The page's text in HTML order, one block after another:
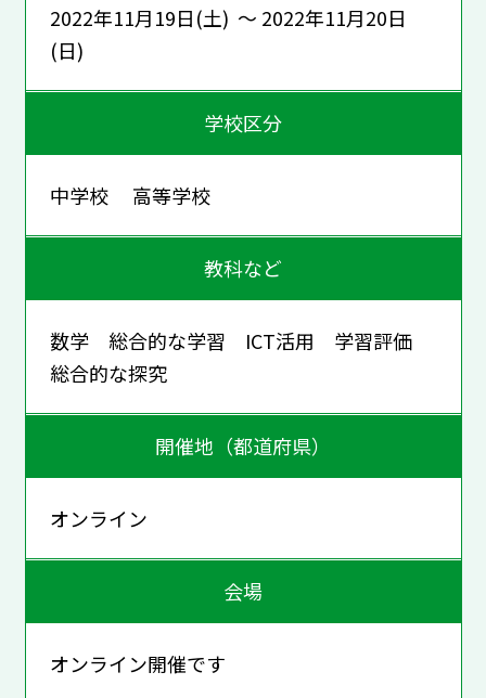
2022年11月19日(土) ～ 2022年11月20日
(日)
学校区分
中学校 高等学校
教科など
数学 総合的な学習 ICT活用 学習評価
総合的な探究
開催地（都道府県）
オンライン
会場
オンライン開催です